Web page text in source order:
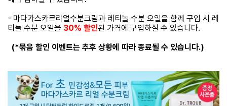
- 마다가스카르리얼수분크림과 레티놀 수분 오일을 함께 구입 시 레
티놀 수분 오일을 30% 할인된 가격에 구입하실 수 있습니다.
(*묶음 할인 이벤트는 추후 상황에 따라 종료될 수 있습니다.)